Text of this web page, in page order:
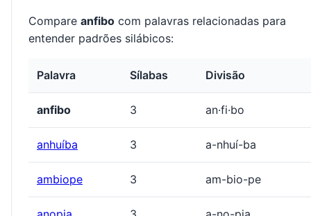
Compare anfibo com palavras relacionadas para
entender padrões silábicos:
Palavra Sílabas Divisão
anfibo 3 an·fi·bo
anhuíba 3 a-nhuí-ba
ambiope 3 am-bio-pe